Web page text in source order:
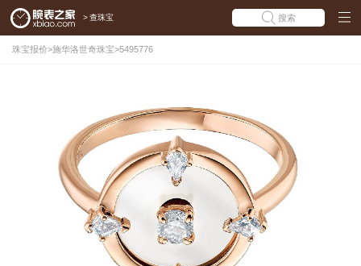
> 查珠宝 搜索
珠宝报价>施华洛世奇珠宝>5495776